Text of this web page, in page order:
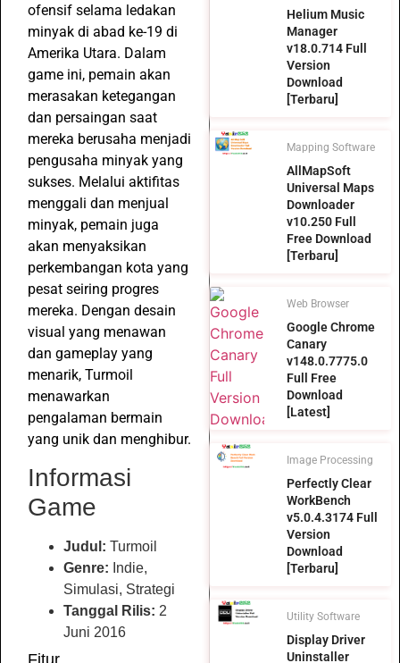
ofensif selama ledakan
minyak di abad ke-19 di
Amerika Utara. Dalam
game ini, pemain akan
merasakan ketegangan
dan persaingan saat
mereka berusaha menjadi
pengusaha minyak yang
sukses. Melalui aktifitas
menggali dan menjual
minyak, pemain juga
akan menyaksikan
perkembangan kota yang
pesat seiring progres
mereka. Dengan desain
visual yang menawan
dan gameplay yang
menarik, Turmoil
menawarkan
pengalaman bermain
yang unik dan menghibur.
Informasi
Game
Judul: Turmoil
Genre: Indie,
Simulasi, Strategi
Tanggal Rilis: 2
Juni 2016
Helium Music
Manager
v18.0.714 Full
Version
Download
[Terbaru]
Mapping Software
AllMapSoft
Universal Maps
Downloader
v10.250 Full
Free Download
[Terbaru]
Web Browser
Google Chrome
Canary
v148.0.7775.0
Full Free
Download
[Latest]
Image Processing
Perfectly Clear
WorkBench
v5.0.4.3174 Full
Version
Download
[Terbaru]
Utility Software
Display Driver
Uninstaller